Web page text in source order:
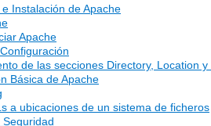
Instalación de Apache
Apache
de las secciones Directory, Location y
Básica de Apache
a ubicaciones de un sistema de ficheros